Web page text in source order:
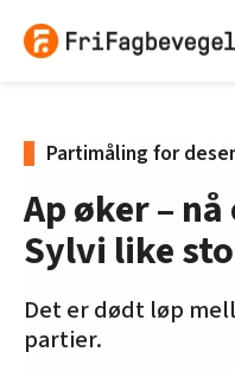
Partimåling for
Ap øker –
Sylvi like
Det er dødt løp
partier.